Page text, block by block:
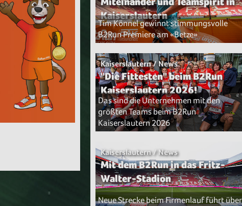
Kaiserslautern
Tim Könnel gewinnt stimmungsvolle
B2Run Premiere am «Betze»
Kaiserslautern / News
"Die Fittesten" beim B2Run
Kaiserslautern 2026!
Das sind die Unternehmen mit den
größten Teams beim B2Run
Kaiserslautern 2026
Kaiserslautern / News
Mit dem B2Run in das Fritz-
Walter-Stadion
Neue Strecke beim Firmenlauf führt über